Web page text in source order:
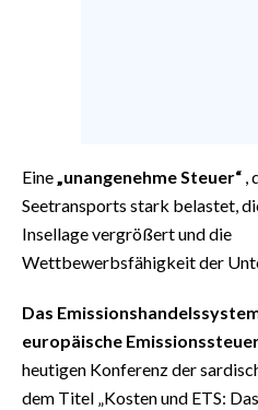
#CARAUNIONE
INSULARITÀ
FOTO
VIDEO
Eine „unangenehme Steuer“
Seetransports stark belastet,
Insellage vergrößert und die
Wettbewerbsfähigkeit der
Das
europäische
heutigen Konferenz der
dem Titel „Kosten und ETS: